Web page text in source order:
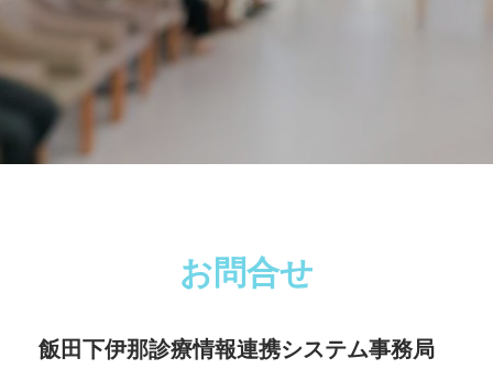
お問合せ
飯田下伊那診療情報連携システム事務局